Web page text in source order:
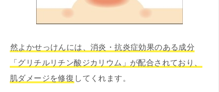
然よかせっけんには、消炎・抗炎症効果のある成分
「グリチルリチン酸ジカリウム」が配合されており、
肌ダメージを修復 してくれます。